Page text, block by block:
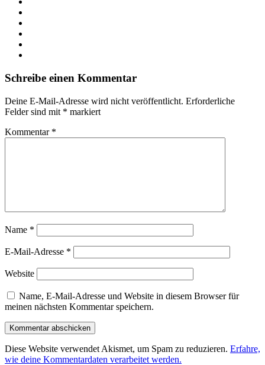
Schreibe einen Kommentar
Deine E-Mail-Adresse wird nicht veröffentlicht. Erforderliche
Felder sind mit * markiert
Kommentar *
Name *
E-Mail-Adresse *
Website
Name, E-Mail-Adresse und Website in diesem Browser für
meinen nächsten Kommentar speichern.
Diese Website verwendet Akismet, um Spam zu reduzieren. Erfahre,
wie deine Kommentardaten verarbeitet werden.